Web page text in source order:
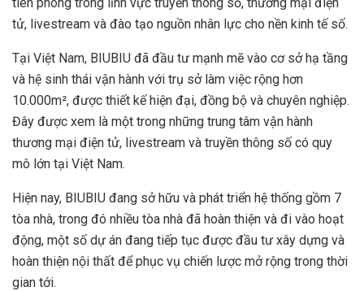
tử, livestream và đào tạo nguồn nhân lực cho nền kinh tế số.
Tại Việt Nam, BIUBIU đã đầu tư mạnh mẽ vào cơ sở hạ tầng
và hệ sinh thái vận hành với trụ sở làm việc rộng hơn
10.000m², được thiết kế hiện đại, đồng bộ và chuyên nghiệp.
Đây được xem là một trong những trung tâm vận hành
thương mại điện tử, livestream và truyền thông số có quy
mô lớn tại Việt Nam.
Hiện nay, BIUBIU đang sở hữu và phát triển hệ thống gồm 7
tòa nhà, trong đó nhiều tòa nhà đã hoàn thiện và đi vào hoạt
động, một số dự án đang tiếp tục được đầu tư xây dựng và
hoàn thiện nội thất để phục vụ chiến lược mở rộng trong thời
gian tới.